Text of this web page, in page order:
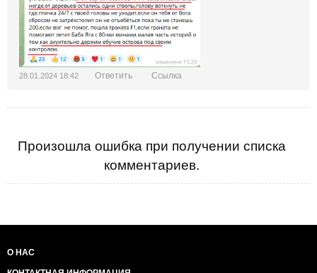
28.01.2024 18:42 Ответить Ссылка
Произошла ошибка при получении списка
комментариев.
О НАС